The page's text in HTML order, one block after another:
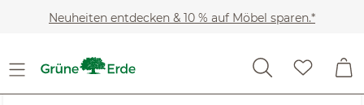
Zum Hauptinhalt springen
Neuheiten entdecken & 10 % auf Möbel sparen.*